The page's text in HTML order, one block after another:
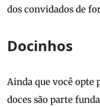
dos convidados de
Docinhos
Ainda que você opte
doces são parte